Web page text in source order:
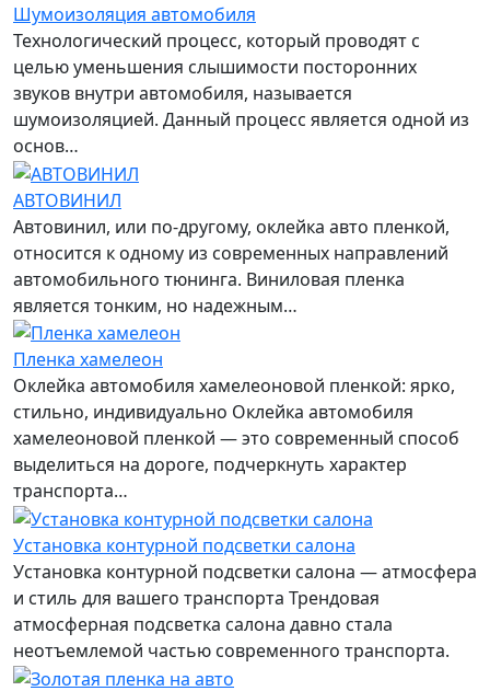
Шумоизоляция автомобиля
Технологический процесс, который проводят с
целью уменьшения слышимости посторонних
звуков внутри автомобиля, называется
шумоизоляцией. Данный процесс является одной из
основ…
АВТОВИНИЛ
Автовинил, или по-другому, оклейка авто пленкой,
относится к одному из современных направлений
автомобильного тюнинга. Виниловая пленка
является тонким, но надежным…
Пленка хамелеон
Оклейка автомобиля хамелеоновой пленкой: ярко,
стильно, индивидуально Оклейка автомобиля
хамелеоновой пленкой — это современный способ
выделиться на дороге, подчеркнуть характер
транспорта…
Установка контурной подсветки салона
Установка контурной подсветки салона — атмосфера
и стиль для вашего транспорта Трендовая
атмосферная подсветка салона давно стала
неотъемлемой частью современного транспорта.